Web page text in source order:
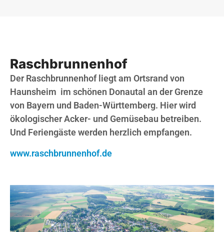
Raschbrunnenhof
Der Raschbrunnenhof liegt am Ortsrand von
Haunsheim im schönen Donautal an der Grenze
von Bayern und Baden-Württemberg. Hier wird
ökologischer Acker- und Gemüsebau betreiben.
Und Feriengäste werden herzlich empfangen.
www.raschbrunnenhof.de